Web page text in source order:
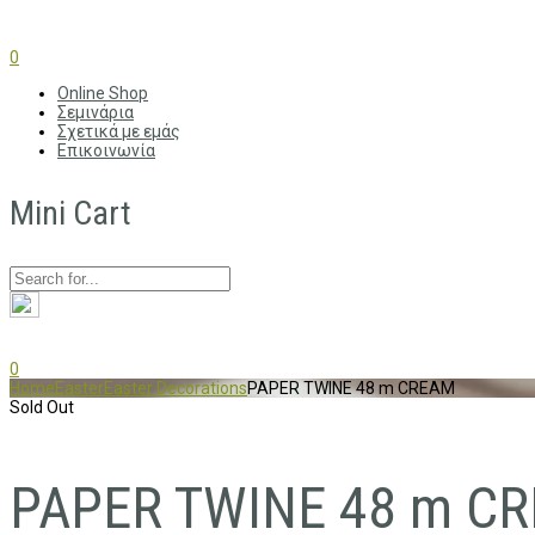
0
Online Shop
Σεμινάρια
Σχετικά με εμάς
Επικοινωνία
Mini Cart
0
HomeEasterEaster DecorationsPAPER TWINE 48 m CREAM
Sold Out
PAPER TWINE 48 m